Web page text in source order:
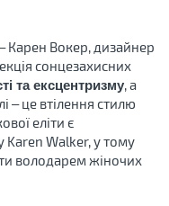
Карен Вокер, дизайнер
сонцезахисних
та ексцентризму, а
– це втілення стилю
еліти є
Karen Walker, у тому
володарем жіночих